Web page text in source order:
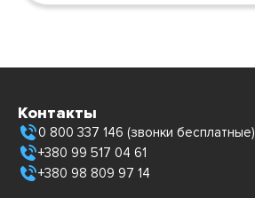
Контакты
0 800 337 146 (звонки бесплатные)
+380 99 517 04 61
+380 98 809 97 14